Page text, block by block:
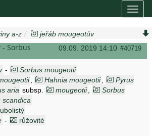
a-z
jeřáb mougeotův
09.09. 2019 14:10 #40719
- Sorbus
-
Sorbus mougeotii
Hahnia mougeotii
Pyrus
aria subsp. mougeotii
Sorbus
scandica
- růžovité